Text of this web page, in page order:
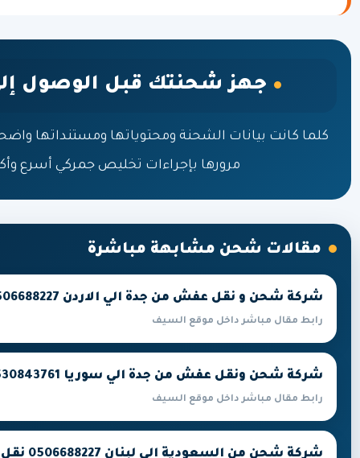
جهز شحنتك قبل الوصول
كلما كانت بيانات الشحنة ومحتوياتها ومستنداتها
مرورها بإجراءات تخليص جمركي أسرع
مقالات شحن مشابهة مباشرة
شركة شحن و نقل عفش من جدة الي الاردن 0506688227
رابط مقال مباشر داخل موقع السيف
شركة شحن ونقل عفش من جدة الي سوريا 0530843761
رابط مقال مباشر داخل موقع السيف
شركة شحن